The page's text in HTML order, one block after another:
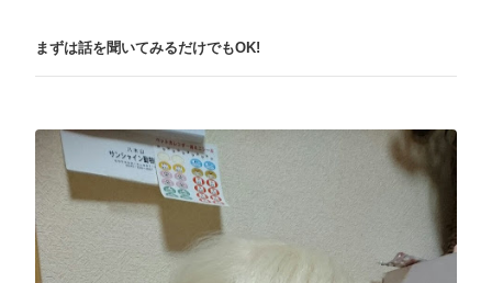
まずは話を聞いてみるだけでもOK!